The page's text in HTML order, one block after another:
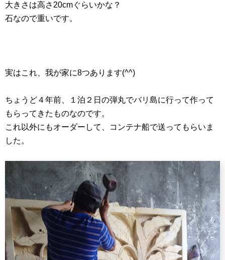
大きさは高さ20cmぐらいかな？
石なので重いです。
実はこれ、我が家に8つあります(^^)
ちょうど４年前、１泊２日の弾丸でバリ島に行って作って
もらってきたものなのです。
これ以外にもオーダーして、コンテナ船で送ってもらいま
した。